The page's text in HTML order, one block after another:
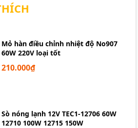
Mỏ hàn điều chỉnh nhiệt độ No907
60W 220V loại tốt
210.000₫
Sò nóng lạnh 12V TEC1-12706 60W
12710 100W 12715 150W